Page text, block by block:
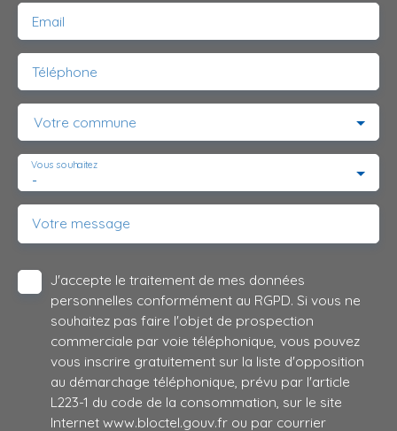
Email
Téléphone
Votre commune
-
Vous souhaitez
Votre message
J'accepte le traitement de mes données
personnelles conformément au RGPD. Si vous ne
souhaitez pas faire l'objet de prospection
commerciale par voie téléphonique, vous pouvez
vous inscrire gratuitement sur la liste d'opposition
au démarchage téléphonique, prévu par l'article
L223-1 du code de la consommation, sur le site
Internet www.bloctel.gouv.fr ou par courrier